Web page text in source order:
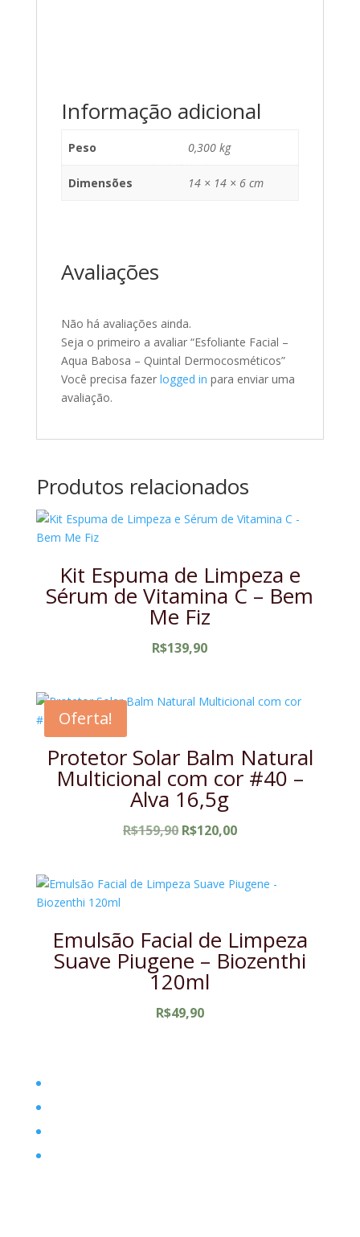
Informação adicional
Peso 0,300 kg
Dimensões 14 × 14 × 6 cm
Avaliações
Não há avaliações ainda.
Seja o primeiro a avaliar “Esfoliante Facial –
Aqua Babosa – Quintal Dermocosméticos”
Você precisa fazer logged in para enviar uma
avaliação.
Produtos relacionados
Kit Espuma de Limpeza e
Sérum de Vitamina C – Bem
Me Fiz
R$139,90
Oferta!
Protetor Solar Balm Natural
Multicional com cor #40 –
Alva 16,5g
R$159,90 O
era:
R$120,00O
é:
Emulsão Facial de Limpeza
Suave Piugene – Biozenthi
120ml
R$49,90